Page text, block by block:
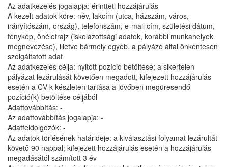
Az adatkezelés jogalapja: érintteti hozzájárulás
A kezelt adatok köre: név, lakcím (utca, házszám, város,
irányítószám, ország), telefonszám, e-mail cím, születési dátum,
fénykép, önéletrajz (iskolázottsági adatok, korábbi munkahelyek
megnevezése), illetve bármely egyéb, a pályázó által önkéntesen
szolgáltatott adat
Az adatkezelés célja: nyitott pozíció betöltése; a sikertelen
pályázat lezárulását követően megadott, kifejezett hozzájárulás
esetén a CV-k készleten tartása a jövőben megüresendő
pozíció(k) betöltése céljából
Adattovábbítás: -
Az adattovábbítás jogalapja: -
Adatfeldolgozók: -
Az adatok törlésének határideje: a kiválasztási folyamat lezárultát
követő 90 nappal; kifejezett hozzájárulás esetén a hozzájárulás
megadásától számított 3 év